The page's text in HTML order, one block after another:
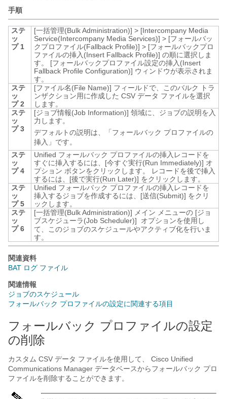
手順
ステ
ッ
プ 1
[一括管理(Bulk Administration)] > [Intercompany Media
Service(Intercompany Media Services)] > [フォールバッ
クプロファイル(Fallback Profile)] > [フォールバックプロ
ファイルの挿入(Insert Fallback Profile)] の順に選択しま
す。 [フォールバックプロファイル設定の挿入(Insert
Fallback Profile Configuration)] ウィンドウが表示されま
す。
ステ
ッ
プ 2
[ファイル名(File Name)] フィールドで、このバルク トラ
ンザクション用に作成した CSV データ ファイルを選択
します。
ステ
ッ
プ 3
[ジョブ情報(Job Information)] 領域に、ジョブの説明を入
力します。
デフォルトの説明は、「フォールバック プロファイルの
挿入」です。
ステ
ッ
プ 4
Unified フォールバック プロファイルの挿入レコードを
すぐに挿入するには、 [今すぐ実行(Run Immediately)] オ
プション ボタンをクリックします。 レコードを後で挿入
するには、 [後で実行(Run Later)] をクリックします。
ステ
ッ
プ 5
Unified フォールバック プロファイルの挿入レコードを
挿入するジョブを作成するには、 [送信(Submit)] をクリ
ックします。
ステ
ッ
プ 6
[一括管理(Bulk Administration)] メイン メニューの [ジョ
ブスケジューラ(Job Scheduler)]
オプションを使用し
て、このジョブのスケジュールやアクティブ化を行いま
す。
関連資料
BAT ログ ファイル
関連情報
ジョブのスケジュール
フォールバック プロファイルの設定に関連する項目
フォールバック プロファイルの設定
の削除
カスタム CSV データ ファイルを使用して、
Cisco Unified
Communications Manager データベースからフォールバック プロ
ファイルを削除することができます。